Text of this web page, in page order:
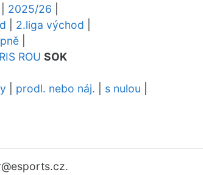
2025/26
2.liga východ
RIS ROU SOK
prodl. nebo náj. s nulou
@esports.cz.